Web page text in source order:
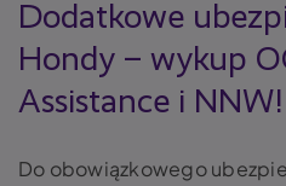
Dodatkowe
Hondy – wykup
Assistance i NNW!
Do obowiązkowego